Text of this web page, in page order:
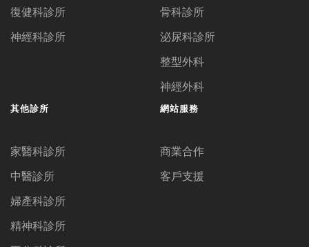
復健科診所
神經科診所
骨科診所
泌尿科診所
整型外科
神經外科
其他診所
家醫科診所
中醫診所
婦產科診所
精神科診所
網站服務
商業合作
客戶支援